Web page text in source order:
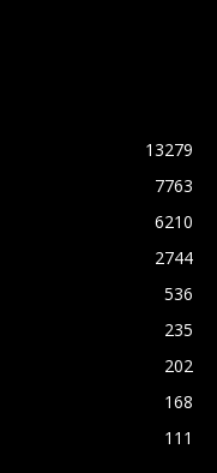
13279
7763
6210
2744
536
235
202
168
111